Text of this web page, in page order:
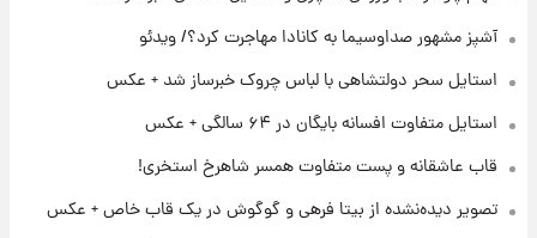
تصاویر عمامه بستن به شیوه خاتمی/ویدیو
افشای محل پناهگاه‌ رهبر شهید روی آنتن زنده
آشپز مشهور صداوسیما به کانادا مهاجرت کرد؟/ ویدئو
استایل سحر دولتشاهی با لباس چروک خبرساز شد + عکس
استایل متفاوت افسانه بایگان در ۶۴ سالگی + عکس
قاب عاشقانه و پست متفاوت همسر شاهرخ استخری!
تصویر دیده‌نشده از بیتا فرهی و گوگوش در یک قاب خاص + عکس